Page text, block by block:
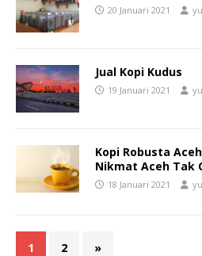
20 Januari 2021
Jual Kopi Kudus
19 Januari 2021
Kopi Robusta
Nikmat Aceh Tak
18 Januari 2021
1 2 »